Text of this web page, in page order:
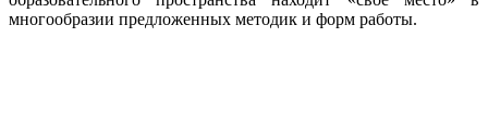
многообразии предложенных методик и форм работы.